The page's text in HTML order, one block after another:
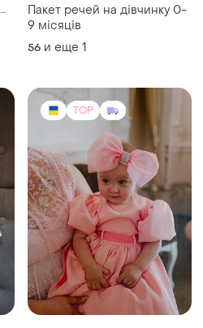
Пакет речей на дівчинку 0-
9 місяців
56 и еще 1
TOP